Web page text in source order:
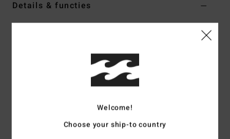
Details & functies
Aansluitend
Verstelbare metalen snapback-sluiting
Welcome!
Choose your ship-to country